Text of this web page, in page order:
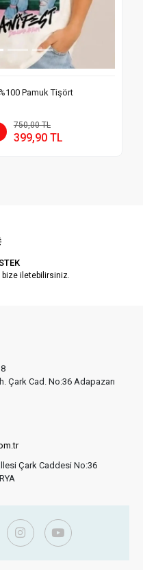
Pamuk Tişört
750,00 TL
399,90 TL
Sepete Ekle
iletebilirsiniz.
Çark Cad. No:36 Adapazarı
Çark Caddesi No:36